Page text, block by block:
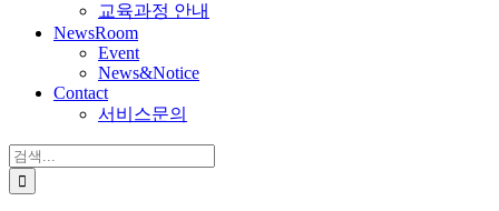
교육과정 안내
NewsRoom
Event
News&Notice
Contact
서비스문의
검
색: